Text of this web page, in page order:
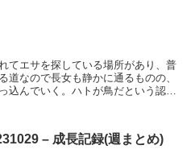
てエサを探している場所があり、普
道なので長女も静かに通るものの、
込んでいく。ハトが鳥だという認識
– 成長記録(週まとめ)